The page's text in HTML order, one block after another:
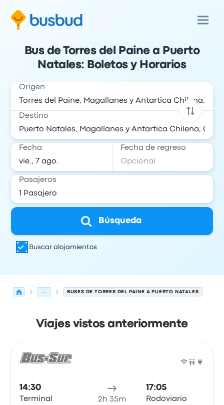
Bus de Torres del Paine a Puerto
Natales: Boletos y Horarios
Origen
Destino
Fecha Fecha de regreso
Pasajeros
Búsqueda
Buscar alojamientos
... BUSES DE TORRES DEL PAINE A PUERTO NATALES
Viajes vistos anteriormente
14:30
Terminal
2h 35m
17:05
Rodoviario